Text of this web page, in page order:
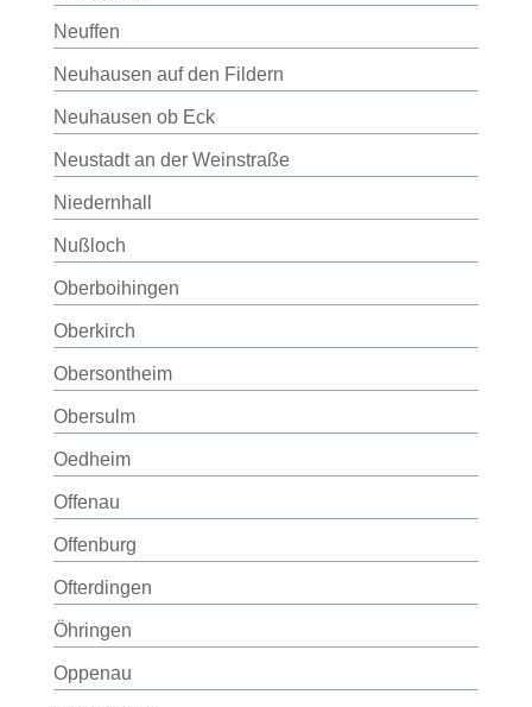
Neuffen
Neuhausen auf den Fildern
Neuhausen ob Eck
Neustadt an der Weinstraße
Niedernhall
Nußloch
Oberboihingen
Oberkirch
Obersontheim
Obersulm
Oedheim
Offenau
Offenburg
Ofterdingen
Öhringen
Oppenau